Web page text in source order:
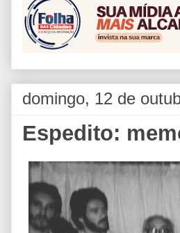
domingo, 12 de
Espedito: